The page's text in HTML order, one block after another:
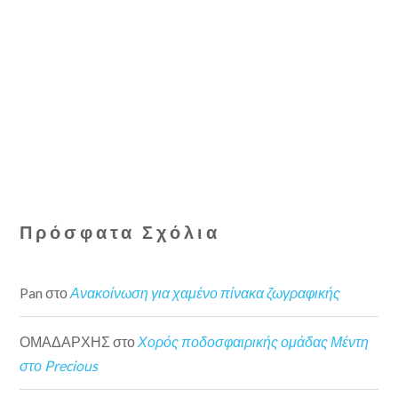
Πρόσφατα Σχόλια
Pan στοΑνακοίνωση για χαμένο πίνακα ζωγραφικής
ΟΜΑΔΑΡΧΗΣ στο Χορός ποδοσφαιρικής ομάδας Μέντη
στο Precious